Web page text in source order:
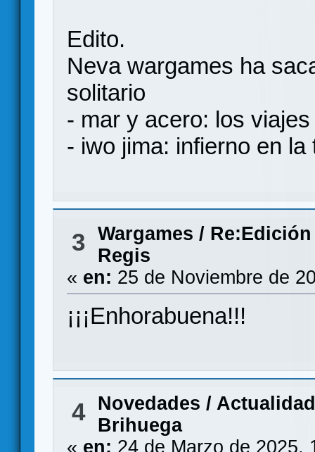
Edito.
Neva wargames ha
solitario
- mar y acero: los
- iwo jima: infierno en la
3 Wargames /
Regis
« en: 25 de Noviembre de
¡¡¡Enhorabuena!!!
4
Novedades / Actualidad
Brihuega
« en: 24 de Marzo de 2025,